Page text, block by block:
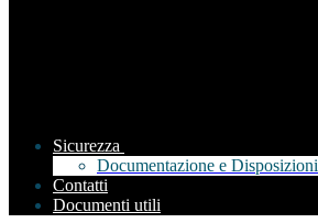
Sicurezza
Documentazione e Disposizioni
Contatti
Documenti utili